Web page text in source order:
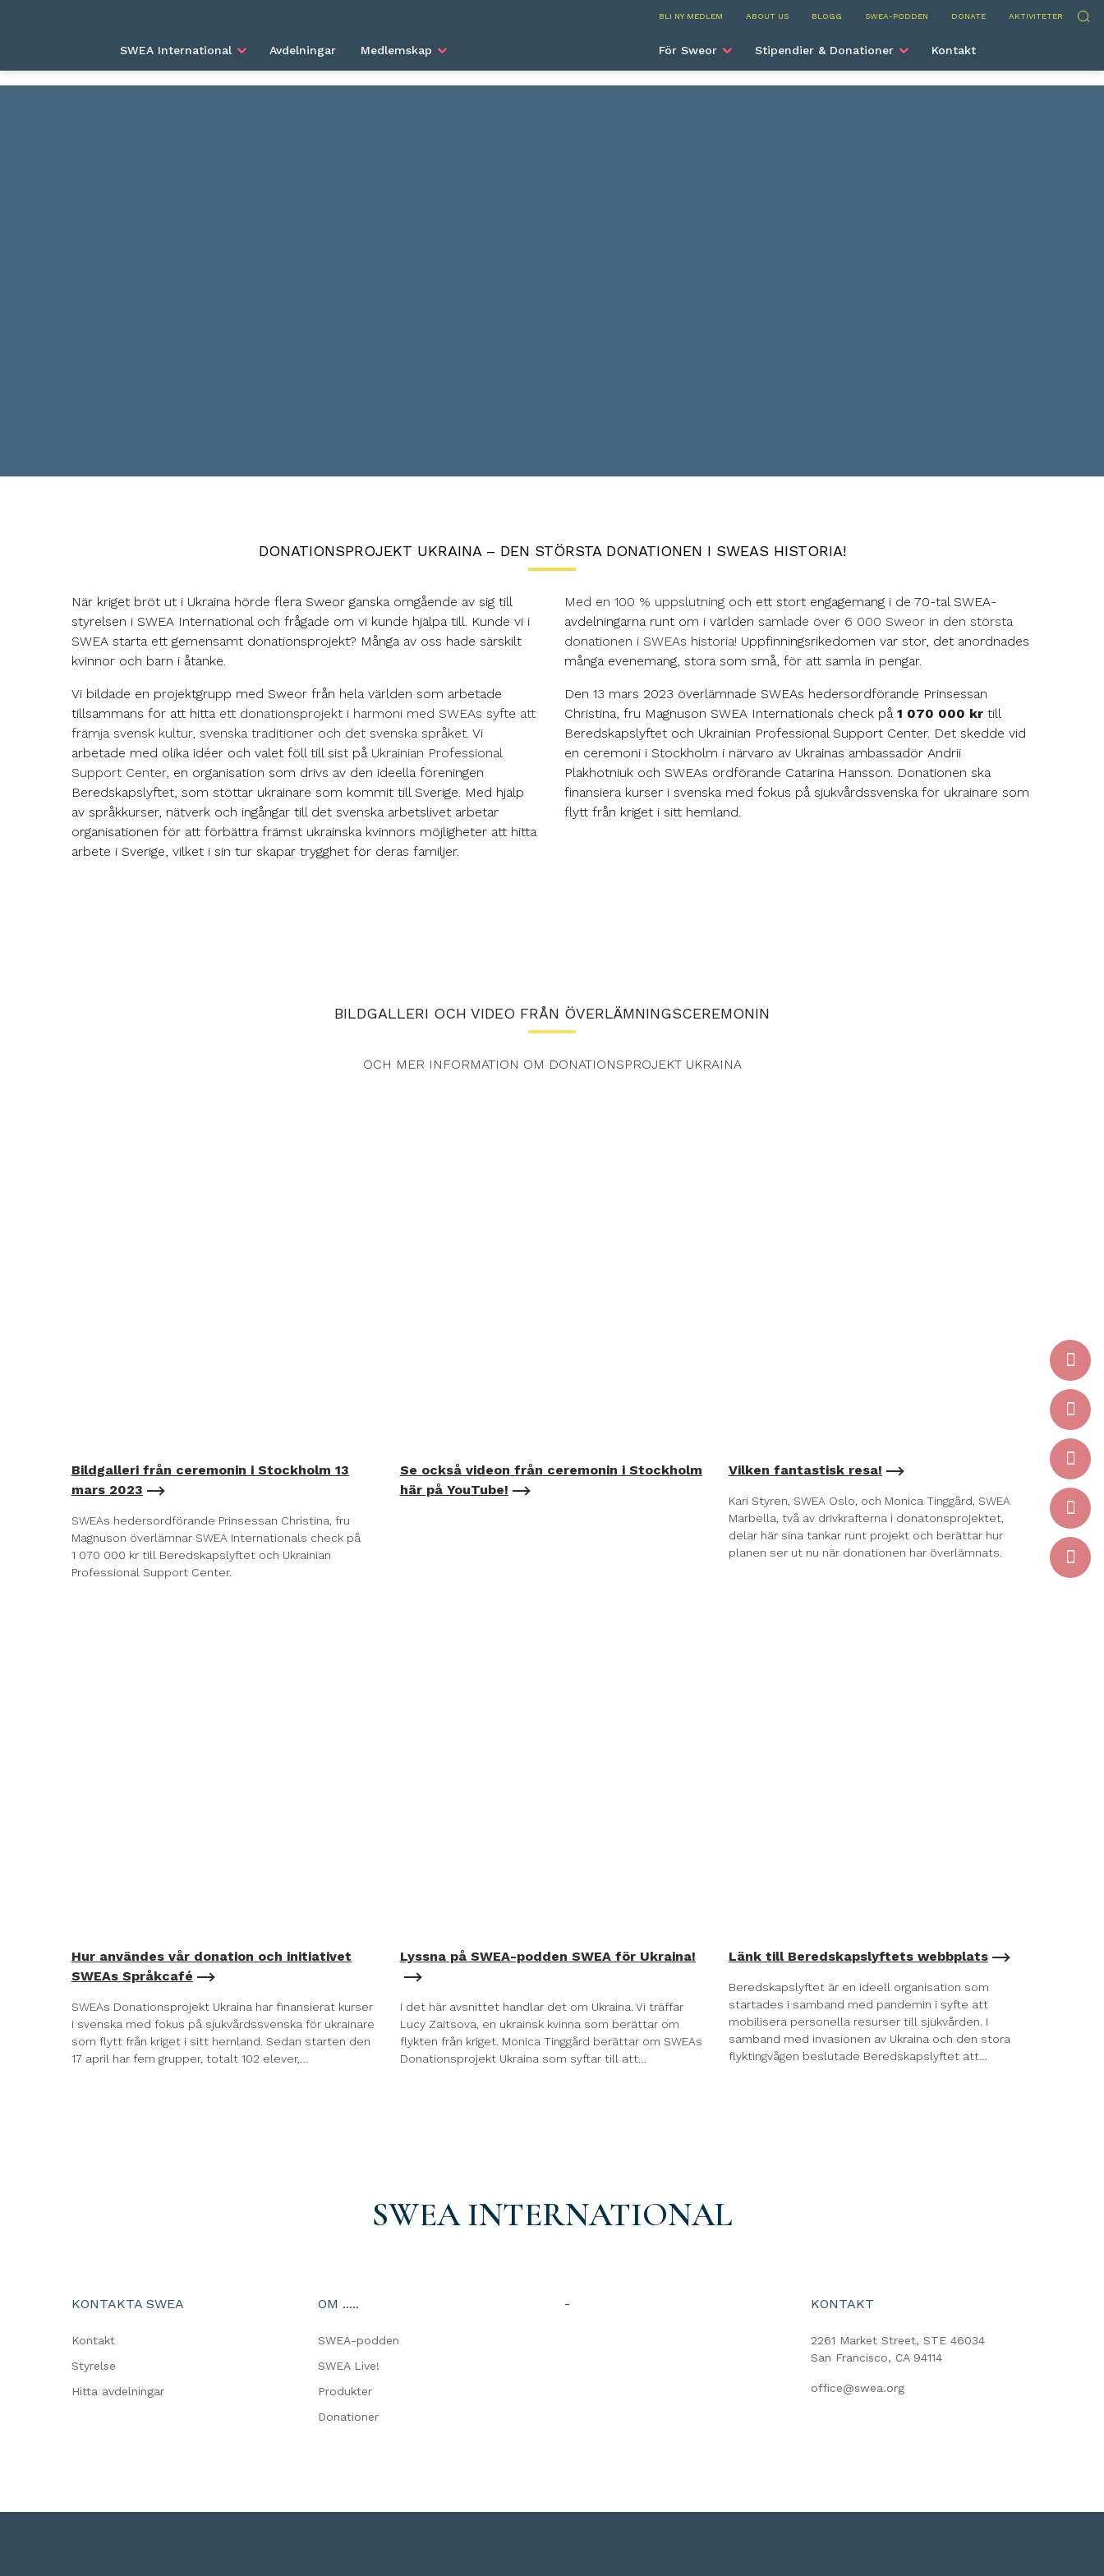
BLI NY MEDLEM ABOUT US BLOGG SWEA-PODDEN DONATE AKTIVITETER Sök
SWEA International
SWEA International Avdelningar Medlemskap För Sweor Stipendier & Donationer Kontakt
ENGAGEMANG DONATIONSPROJEKT UKRAINA
DONATIONSPROJEKT UKRAINA – DEN STÖRSTA DONATIONEN I SWEAS HISTORIA!
När kriget bröt ut i Ukraina hörde flera Sweor ganska omgående av sig till
styrelsen i SWEA International och frågade om vi kunde hjälpa till. Kunde vi i
SWEA starta ett gemensamt donationsprojekt? Många av oss hade särskilt
kvinnor och barn i åtanke.
Vi bildade en projektgrupp med Sweor från hela världen som arbetade
tillsammans för att hitta ett donationsprojekt i harmoni med SWEAs syfte att
främja svensk kultur, svenska traditioner och det svenska språket. Vi
arbetade med olika idéer och valet föll till sist på Ukrainian Professional
Support Center, en organisation som drivs av den ideella föreningen
Beredskapslyftet, som stöttar ukrainare som kommit till Sverige. Med hjälp
av språkkurser, nätverk och ingångar till det svenska arbetslivet arbetar
organisationen för att förbättra främst ukrainska kvinnors möjligheter att hitta
arbete i Sverige, vilket i sin tur skapar trygghet för deras familjer.
Med en 100 % uppslutning och ett stort engagemang i de 70-tal SWEA-
avdelningarna runt om i världen samlade över 6 000 Sweor in den största
donationen i SWEAs historia! Uppfinningsrikedomen var stor, det anordnades
många evenemang, stora som små, för att samla in pengar.
Den 13 mars 2023 överlämnade SWEAs hedersordförande Prinsessan
Christina, fru Magnuson SWEA Internationals check på 1 070 000 kr till
Beredskapslyftet och Ukrainian Professional Support Center. Det skedde vid
en ceremoni i Stockholm i närvaro av Ukrainas ambassadör Andrii
Plakhotniuk och SWEAs ordförande Catarina Hansson. Donationen ska
finansiera kurser i svenska med fokus på sjukvårdssvenska för ukrainare som
flytt från kriget i sitt hemland.
BILDGALLERI OCH VIDEO FRÅN ÖVERLÄMNINGSCEREMONIN
OCH MER INFORMATION OM DONATIONSPROJEKT UKRAINA
Bildgalleri från ceremonin i Stockholm 13
mars 2023
SWEAs hedersordförande Prinsessan Christina, fru
Magnuson överlämnar SWEA Internationals check på
1 070 000 kr till Beredskapslyftet och Ukrainian
Professional Support Center.
Se också videon från ceremonin i Stockholm
här på YouTube!
Vilken fantastisk resa!
Kari Styren, SWEA Oslo, och Monica Tinggård, SWEA
Marbella, två av drivkrafterna i donatonsprojektet,
delar här sina tankar runt projekt och berättar hur
planen ser ut nu när donationen har överlämnats.
Hur användes vår donation och initiativet
SWEAs Språkcafé
SWEAs Donationsprojekt Ukraina har finansierat kurser
i svenska med fokus på sjukvårdssvenska för ukrainare
som flytt från kriget i sitt hemland. Sedan starten den
17 april har fem grupper, totalt 102 elever,…
Lyssna på SWEA-podden SWEA för Ukraina!
I det här avsnittet handlar det om Ukraina. Vi träffar
Lucy Zaitsova, en ukrainsk kvinna som berättar om
flykten från kriget. Monica Tinggård berättar om SWEAs
Donationsprojekt Ukraina som syftar till att…
Länk till Beredskapslyftets webbplats
Beredskapslyftet är en ideell organisation som
startades i samband med pandemin i syfte att
mobilisera personella resurser till sjukvården. I
samband med invasionen av Ukraina och den stora
flyktingvågen beslutade Beredskapslyftet att…
SWEA INTERNATIONAL
KONTAKTA SWEA
Kontakt
Styrelse
Hitta avdelningar
OM .....
SWEA-podden
SWEA Live!
Produkter
Donationer
- KONTAKT
2261 Market Street, STE 46034
San Francisco, CA 94114
office@swea.org